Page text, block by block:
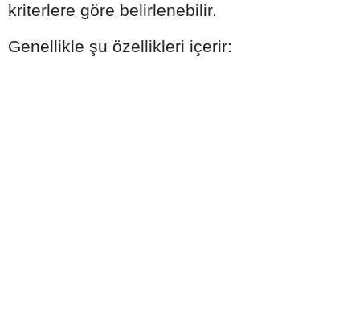
kriterlere göre belirlenebilir.
Genellikle şu özellikleri içerir: